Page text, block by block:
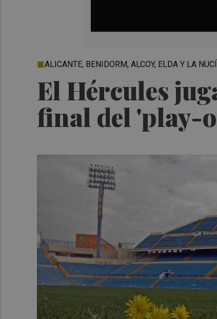
El Hércules
final del 'play-
ALICANTE, BENIDORM, ALCOY, ELDA Y LA